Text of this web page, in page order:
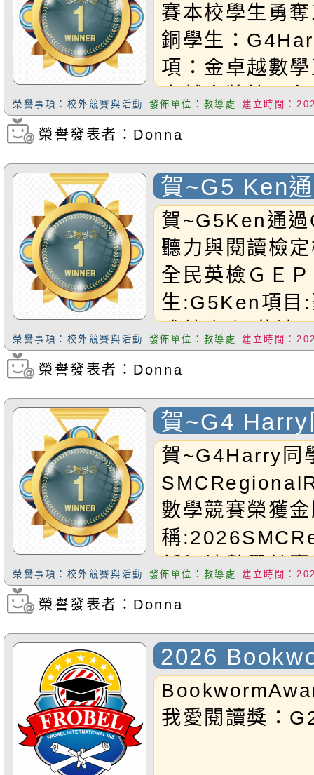
也預祝他們參
順利！
賽本校學生勇
銅學生：
項：金卓越數
卓越金獎第一
四年級奧數銀
G4Nini項目與
越數學王四年
奧數挑戰王四
奬學生：
與獎項：金卓
級金卓越金獎
戰王五年級奧
以上獲獎同學！
榮譽事項：校外競賽與活動 發佈單位：教導處 建立時間：
瀏覽次數：205
榮譽發表者：Donna
賀~G5 Ken
中級聽力與
賀~G5Ken通
聽力與閱讀檢
全民英檢ＧＥ
生:G5Ken項目
成績:通過恭禧
榮譽事項：校外競賽與活動 發佈單位：教導處 建立時間：
瀏覽次數：137
榮譽發表者：Donna
賀~G4 Harry
SMC
加坡數學競
賀~G4Harry同
數學競賽榮獲
稱
新加坡數學競
生:G4Harry說
生共獲12金4銀
的Harry即是金
名喔!獎項:金牌
四年級第三名)
榮譽事項：校外競賽與活動 發佈單位：教導處 建立時間：
瀏覽次數：701
榮譽發表者：Donna
2026
我愛閱讀獎：